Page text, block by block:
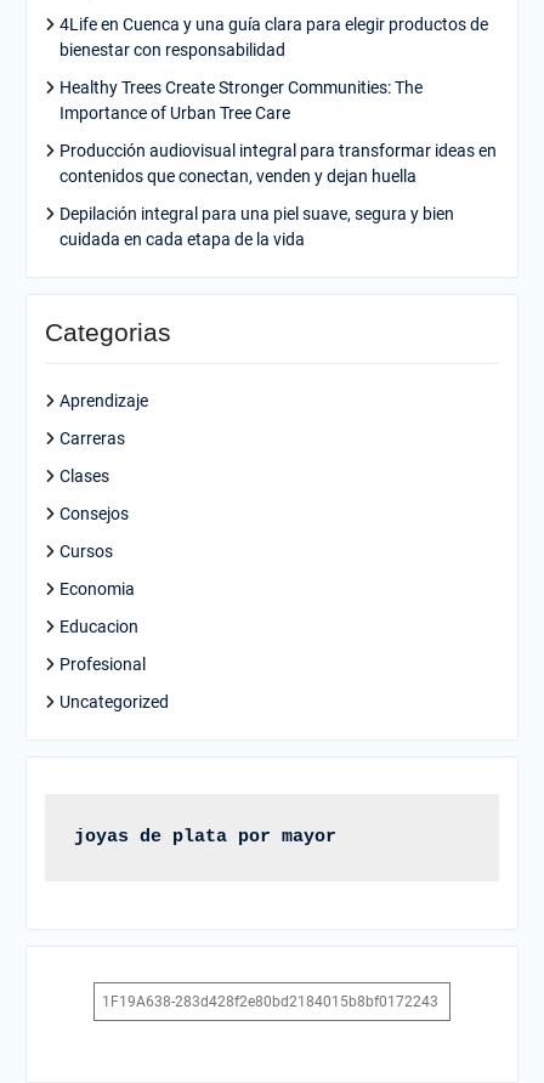
4Life en Cuenca y una guía clara para elegir productos de
bienestar con responsabilidad
Healthy Trees Create Stronger Communities: The
Importance of Urban Tree Care
Producción audiovisual integral para transformar ideas en
contenidos que conectan, venden y dejan huella
Depilación integral para una piel suave, segura y bien
cuidada en cada etapa de la vida
Categorias
Aprendizaje
Carreras
Clases
Consejos
Cursos
Economia
Educacion
Profesional
Uncategorized
joyas de plata por mayor
1F19A638-283d428f2e80bd2184015b8bf0172243